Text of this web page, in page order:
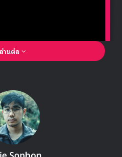
King of Mask Singer
Taeil